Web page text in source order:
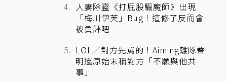
人妻除靈《打屁股驅魔師》出現
「梅川伊芙」Bug！這修了反而會
被負評吧
LOL／對方先罵的！Aiming離隊聲
明還原始末稱對方「不願與他共
事」